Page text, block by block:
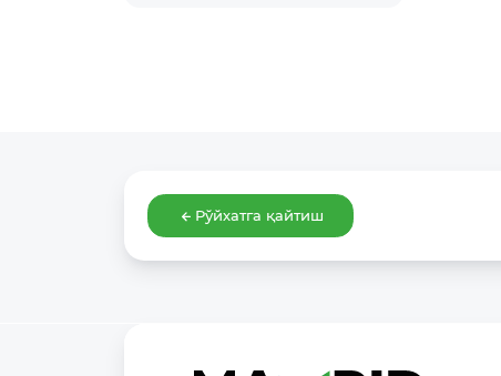
Рўйхатга қайтиш